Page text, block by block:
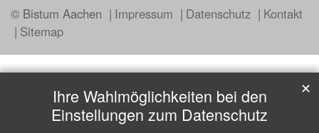
© Bistum Aachen Impressum Datenschutz
Kontakt
Sitemap
Ihre Wahlmöglichkeiten bei den
Einstellungen zum Datenschutz
✕